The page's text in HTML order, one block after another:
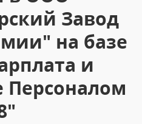
Завод
на базе
и
Персоналом